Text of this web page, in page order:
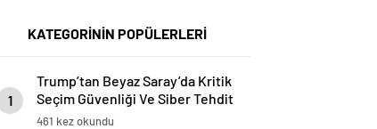
KATEGORİNİN POPÜLERLERİ
1
Trump’tan Beyaz Saray’da Kritik
Seçim Güvenliği Ve Siber Tehdit
Açıklamaları
461 kez okundu